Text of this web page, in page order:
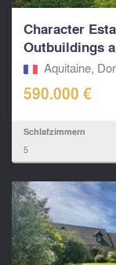
Character
Outbuildings
Aquitaine,
590.000 €
Schlafzimmern
5